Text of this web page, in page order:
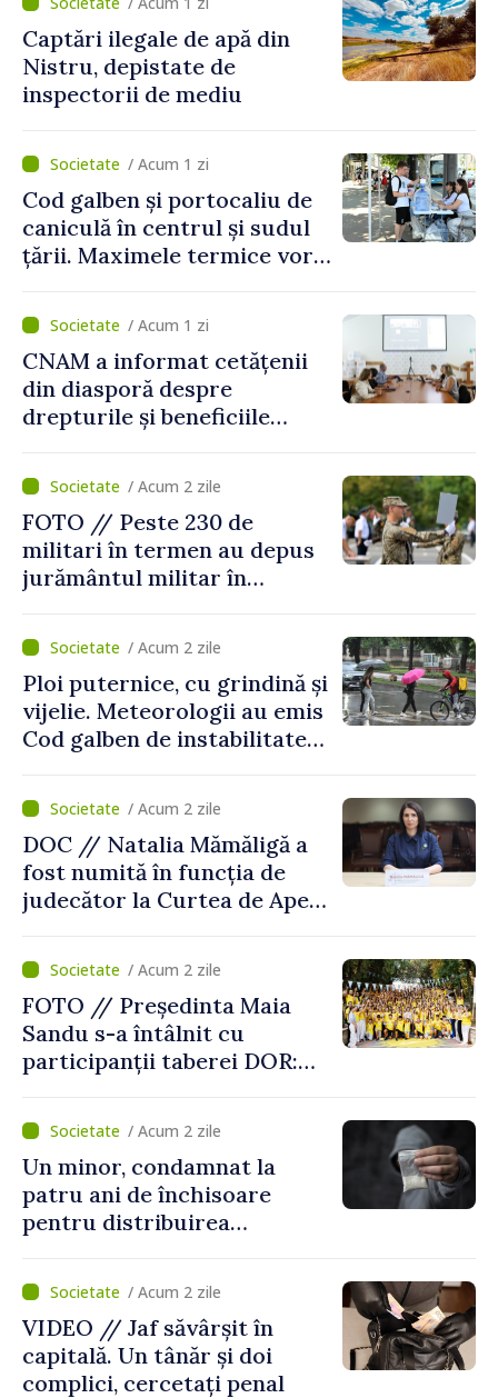
Captări ilegale de apă din
Nistru, depistate de
inspectorii de mediu
/ Acum 1 zi
Cod galben și portocaliu de
caniculă în centrul și sudul
țării. Maximele termice vor
/ Acum 1 zi
CNAM a informat cetățenii
din diasporă despre
drepturile și beneficiile
/ Acum 2 zile
FOTO // Peste 230 de
militari în termen au depus
jurământul militar în
/ Acum 2 zile
Ploi puternice, cu grindină și
vijelie. Meteorologii au emis
Cod galben de instabilitate
/ Acum 2 zile
DOC // Natalia Mămăligă a
fost numită în funcția de
judecător la Curtea de Apel
/ Acum 2 zile
FOTO // Președinta Maia
Sandu s-a întâlnit cu
participanții taberei DOR:
noastră rămâne puternică”
/ Acum 2 zile
Un minor, condamnat la
patru ani de închisoare
pentru distribuirea
/ Acum 2 zile
VIDEO // Jaf săvârșit în
capitală. Un tânăr și doi
complici, cercetați penal